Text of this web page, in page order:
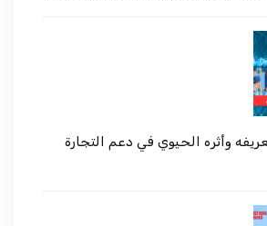
وأثره الحيوي في دعم التجارة